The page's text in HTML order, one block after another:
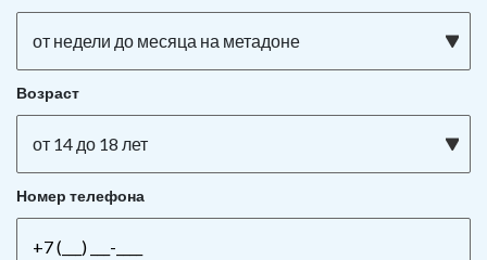
от недели до месяца на метадоне
Возраст
от 14 до 18 лет
Номер телефона